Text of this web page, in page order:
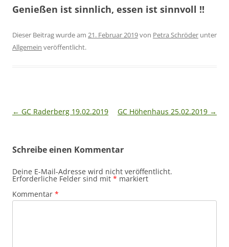
Genießen ist sinnlich, essen ist sinnvoll !!
Dieser Beitrag wurde am 21. Februar 2019von Petra Schröder unter
Allgemein veröffentlicht.
Beitragsnavigation
← GC Raderberg 19.02.2019 GC Höhenhaus 25.02.2019 →
Schreibe einen Kommentar
Deine E-Mail-Adresse wird nicht veröffentlicht.
Erforderliche Felder sind mit * markiert
Kommentar *